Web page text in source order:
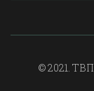
© 2021.